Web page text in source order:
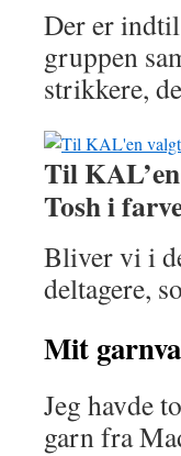
Der er
gruppen
strikkere,
Til
Tosh i
Bliver vi i
deltagere,
Mit
Jeg havde
garn fra